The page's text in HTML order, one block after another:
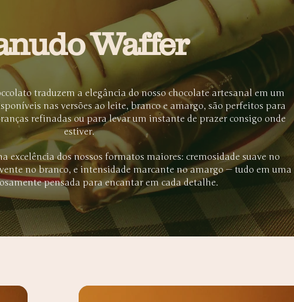
Waffer
traduzem a elegância do nosso chocolate artesanal em um
nas versões ao leite, branco e amargo, são perfeitos para
refinadas ou para levar um instante de prazer consigo onde
estiver.
excelência dos nossos formatos maiores: cremosidade suave no
no branco, e intensidade marcante no amargo — tudo em uma
pensada para encantar em cada detalhe.